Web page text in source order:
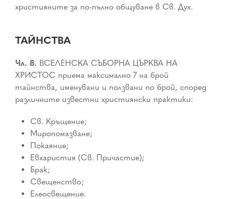
християните за по-пълно общуване в Св. Дух.
ТАЙНСТВА
Чл. 8. ВСЕЛЕНСКА СЪБОРНА ЦЪРКВА НА
ХРИСТОС приема максимално 7 на брой
тайнства, именувани и ползвани по брой, според
различните известни християнски практики:
Св. Кръщение;
Миропомазване;
Покаяние;
Евхаристия (Св. Причастие);
Брак;
Свещенство;
Елеосвещение.